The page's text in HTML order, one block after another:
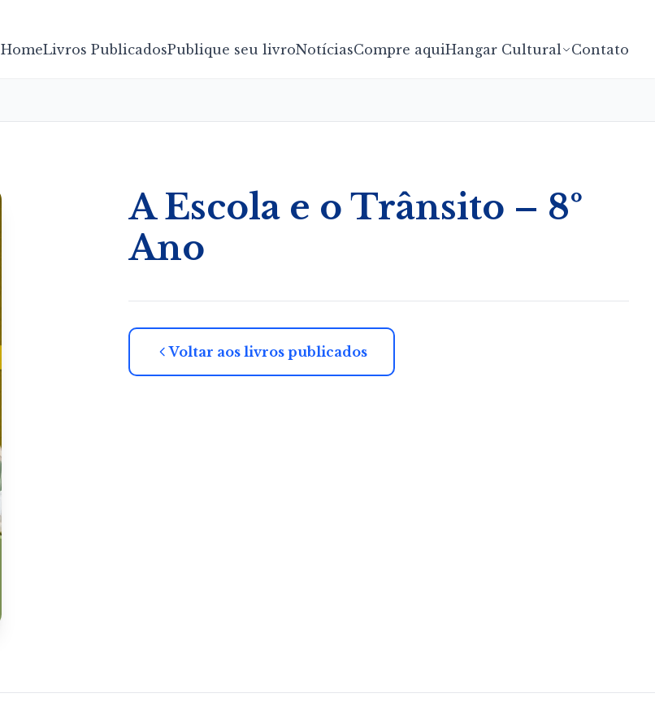
HomeLivros PublicadosPublique seu livroNotíciasCompre aquiHangar Cultural Contato
A Escola e o Trânsito – 8º
Ano
Voltar aos livros publicados